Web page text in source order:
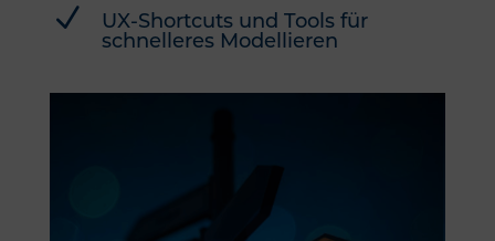
N
UX-Shortcuts und Tools für
schnelleres Modellieren